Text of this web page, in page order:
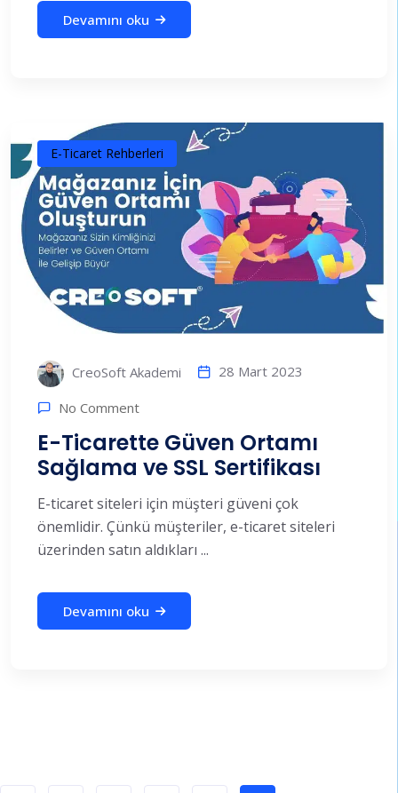
Devamını oku
E-Ticaret Rehberleri
CreoSoft Akademi 28 Mart 2023
No Comment
E-Ticarette Güven Ortamı
Sağlama ve SSL Sertifikası
E-ticaret siteleri için müşteri güveni çok
önemlidir. Çünkü müşteriler, e-ticaret siteleri
üzerinden satın aldıkları ...
Devamını oku